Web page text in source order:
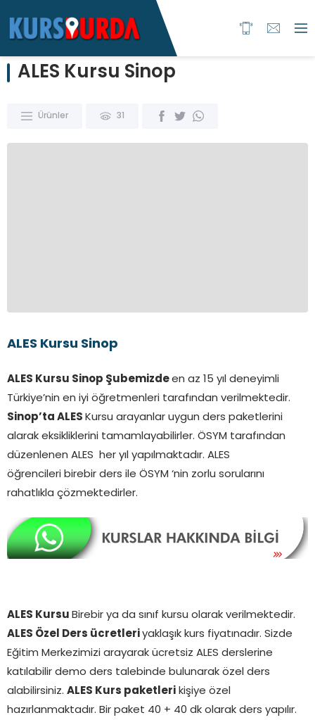
ALES Kursu Sinop
Ürünler 31
ALES Kursu Sinop
ALES Kursu Sinop Şubemizde en az 15 yıl deneyimli
Türkiye’nin en iyi öğretmenleri tarafından verilmektedir.
Sinop’ta ALES Kursu arayanlar uygun ders paketlerini
alarak eksikliklerini tamamlayabilirler. ÖSYM tarafından
düzenlenen ALES her yıl yapılmaktadır. ALES
öğrencileri birebir ders ile ÖSYM ‘nin zorlu sorularını
rahatlıkla çözmektedirler.
ALES Kursu Birebir ya da sınıf kursu olarak verilmektedir.
ALES Özel Ders ücretleri yaklaşık kurs fiyatınadır. Sizde
Eğitim Merkezimizi arayarak ücretsiz ALES derslerine
katılabilir demo ders talebinde bulunarak özel ders
alabilirsiniz. ALES Kurs paketleri kişiye özel
hazırlanmaktadır. Bir paket 40 + 40 dk olarak ders yapılır.